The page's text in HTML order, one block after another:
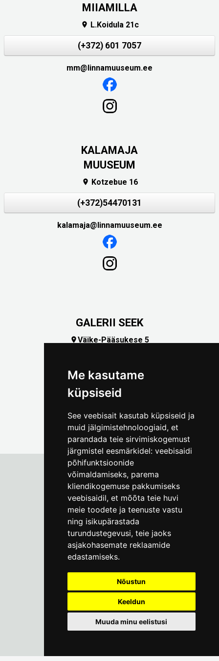
Me kasutame
küpsiseid
See veebisait kasutab küpsiseid ja
muid jälgimistehnoloogiaid, et
parandada teie sirvimiskogemust
järgmistel eesmärkidel: veebisaidi
põhifunktsioonide
võimaldamiseks, parema
kliendikogemuse pakkumiseks
veebisaidil, et mõõta teie huvi
meie toodete ja teenuste vastu
ning isikupärastada
turundustegevusi, teie jaoks
asjakohasemate reklaamide
edastamiseks.
Nõustun
Keeldun
Muuda minu eelistusi
MIIAMILLA
 L.Koidula 21c
(+372) 601 7057
mm@linnamuuseum.ee
KALAMAJA
MUUSEUM
 Kotzebue 16
(+372)54470131
kalamaja@linnamuuseum.ee
GALERII SEEK
Väike-Pääsukese 5
Tallinna Linnamuuseum
Vene 17
E-R kell 9-17(+372) 610 4178
info@linnamuuseum.ee
Küpsisepoliitika